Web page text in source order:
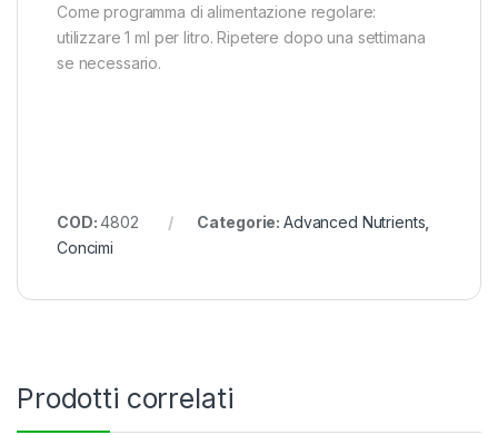
Come programma di alimentazione regolare:
utilizzare 1 ml per litro. Ripetere dopo una settimana
se necessario.
COD:4802 Categorie: Advanced Nutrients
Concimi
Prodotti correlati